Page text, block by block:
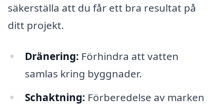
säkerställa att du får ett bra resultat på
ditt projekt.
Dränering: Förhindra att vatten
samlas kring byggnader.
Schaktning: Förberedelse av marken